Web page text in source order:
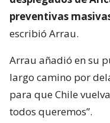
preventivas
escribió Arrau.
Arrau añadió en su
largo camino por
para que Chile
todos queremos”.